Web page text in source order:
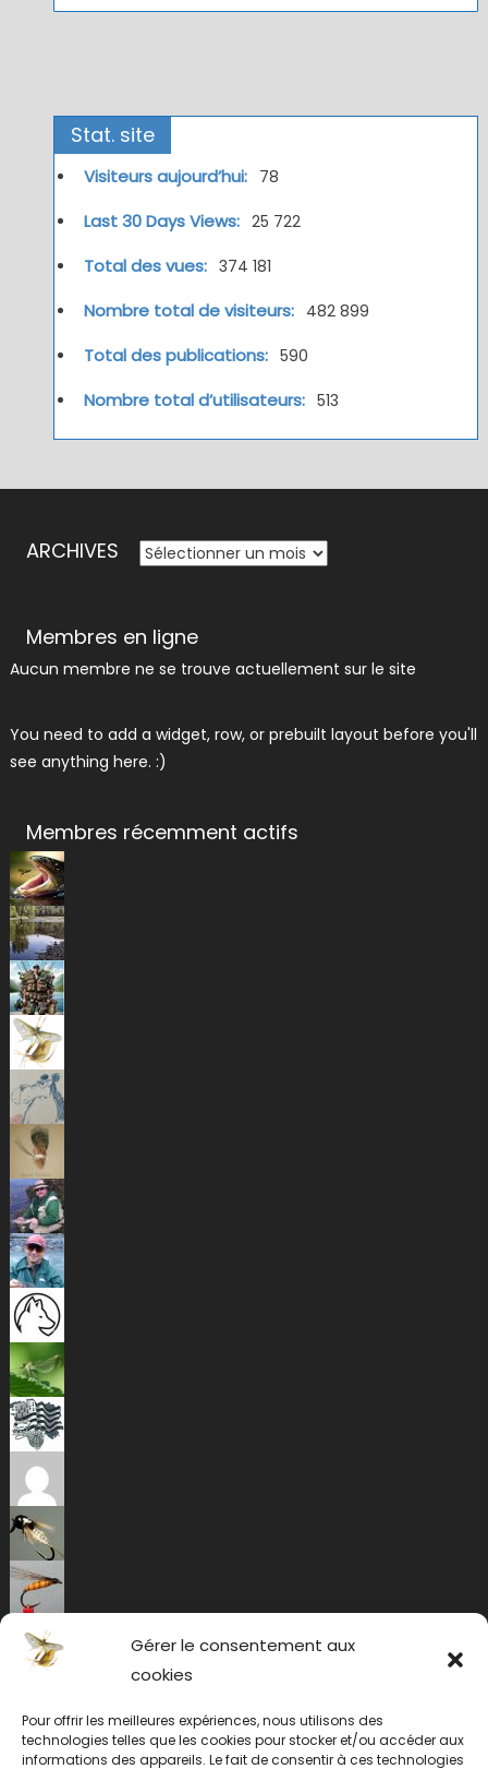
Gérer le consentement aux
cookies
Pour offrir les meilleures expériences, nous utilisons des
technologies telles que les cookies pour stocker et/ou accéder aux
informations des appareils. Le fait de consentir à ces technologies
Stat. site
Visiteurs aujourd’hui: 78
Last 30 Days Views: 25 722
Total des vues: 374 181
Nombre total de visiteurs: 482 899
Total des publications: 590
Nombre total d’utilisateurs: 513
ARCHIVES ARCHIVES
Membres en ligne
Aucun membre ne se trouve actuellement sur le site
You need to add a widget, row, or prebuilt layout before you'll
see anything here. :)
Membres récemment actifs